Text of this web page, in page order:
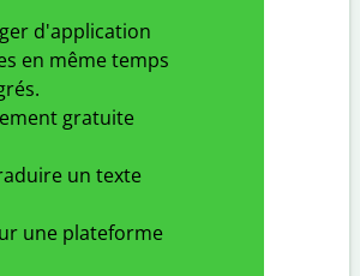
d'application
en même temps
gratuite
un texte
une plateforme